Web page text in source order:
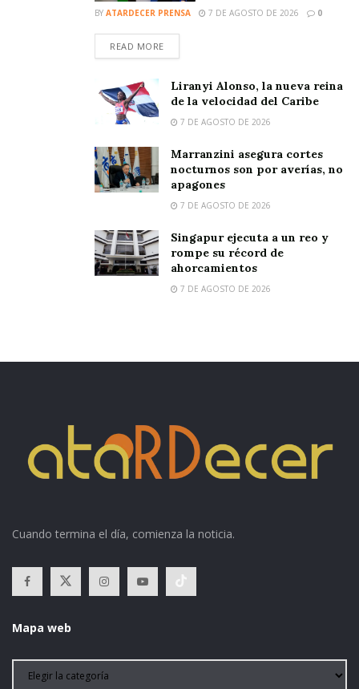
BY ATARDECER PRENSA 7 DE AGOSTO DE 2026 0
READ MORE
Liranyi Alonso, la nueva reina
de la velocidad del Caribe
7 DE AGOSTO DE 2026
Marranzini asegura cortes
nocturnos son por averías, no
apagones
7 DE AGOSTO DE 2026
Singapur ejecuta a un reo y
rompe su récord de
ahorcamientos
7 DE AGOSTO DE 2026
Cuando termina el día, comienza la noticia.
Mapa web